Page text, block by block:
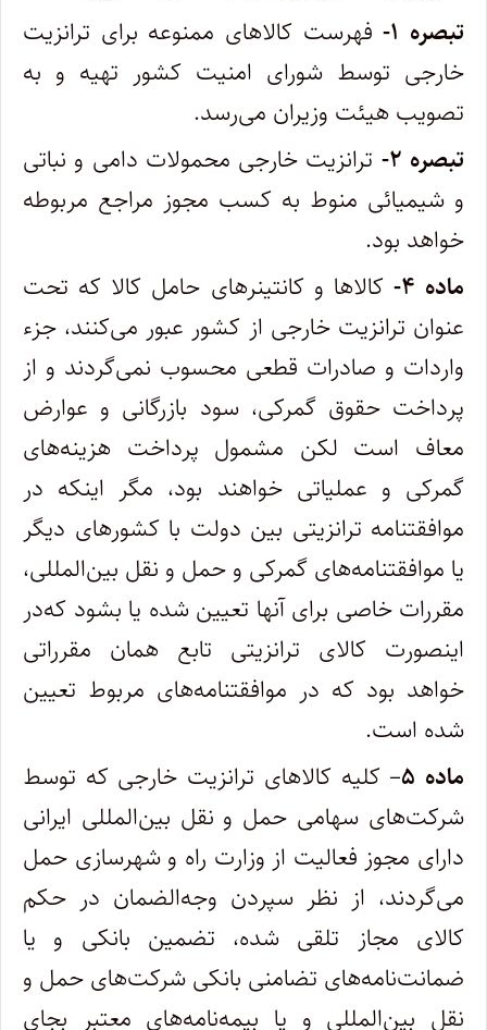
تبصره ۱-
فهرست کالاهای ممنوعه برای ترانزیت
خارجی توسط شورای امنیت کشور تهیه و به
تصویب هیئت وزیران می‌رسد.
تبصره ۲-
ترانزیت خارجی محمولات دامی و نباتی
و شیمیائی منوط به کسب مجوز مراجع مربوطه
خواهد بود.
ماده ۴-
کالاها و کانتینرهای حامل کالا که تحت
عنوان ترانزیت خارجی از کشور عبور می‌کنند، جزء
واردات و صادرات قطعی محسوب نمی‌گردند ‌و از
پرداخت حقوق گمرکی، سود بازرگانی و عوارض
معاف است لکن مشمول پرداخت هزینه‌های
گمرکی و عملیاتی خواهند بود، مگر اینکه در‌
موافقتنامه ترانزیتی بین دولت با کشورهای دیگر
یا موافقتنامه‌های گمرکی و حمل و نقل بین‌المللی،
مقررات خاصی برای آنها تعیین شده یا بشود که‌در
اینصورت کالای ترانزیتی تابع همان مقرراتی
خواهد بود که در موافقتنامه‌های مربوط تعیین
شده است.
ماده ۵
– کلیه کالاهای ترانزیت خارجی که توسط
شرکت‌های سهامی حمل و نقل بین‌المللی ایرانی
دارای مجوز فعالیت از وزارت راه و شهرسازی حمل‌
می‌گردند، از نظر سپردن وجه‌الضمان در حکم
کالای مجاز تلقی شده، تضمین بانکی و یا
ضمانت‌نامه‌های تضامنی بانکی شرکت‌های حمل و
نقل‌ بین‌المللی و یا بیمه‌نامه‌های معتبر بجای